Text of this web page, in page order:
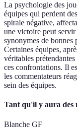
La psychologie des
équipes qui perdent
spirale négative,
une victoire peut
synonymes de bonnes
Certaines équipes,
véritables
ces confrontations. Il
les commentateurs
sein des équipes.
Tant qu'il y aura des
Blanche GF